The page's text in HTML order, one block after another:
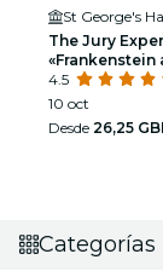
St George's
The Jury
«Frankenstein
hombre que
4.5
10 oct
Desde 26,25
Categorías